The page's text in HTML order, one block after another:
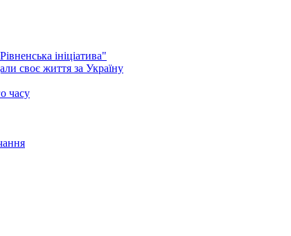
ініціатива"
своє життя за Україну
часу